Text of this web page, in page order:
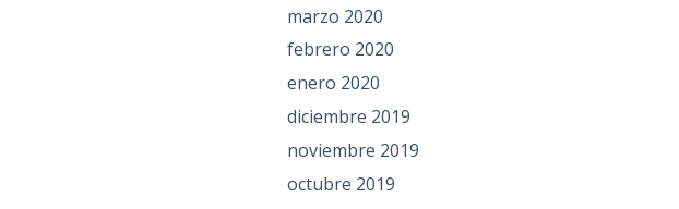
marzo 2020
febrero 2020
enero 2020
diciembre 2019
noviembre 2019
octubre 2019